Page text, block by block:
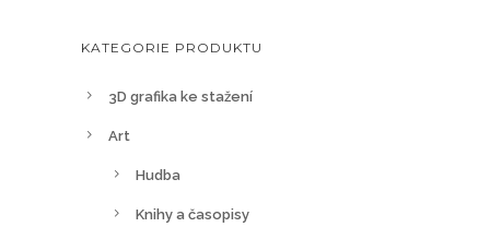
KATEGORIE PRODUKTU
3D grafika ke stažení
Art
Hudba
Knihy a časopisy